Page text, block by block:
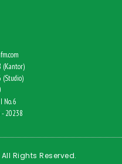
(Kantor)
(Studio)
No. 6
- 20238
Rights Reserved.